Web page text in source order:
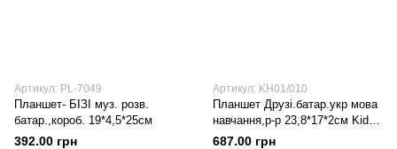
Артикул: PL-7049
Планшет- БІЗІ муз. розв.
батар.,короб. 19*4,5*25см
392.00 грн
Артикул: KH01/010
Планшет Друзі.батар.укр мова
навчання,р-р 23,8*17*2см Kids
Hits
687.00 грн